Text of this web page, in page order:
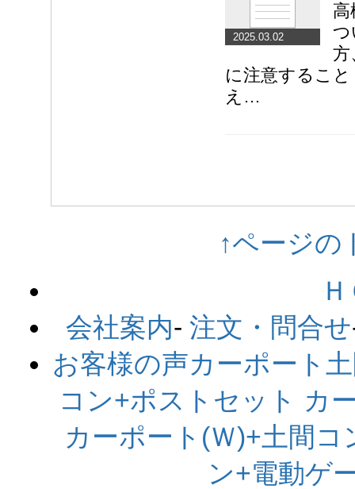
2025.03.02
高
つ
方
に注意するこ
え…
↑ページの
会社案内- 注文・問合せ
お客様の声カーポート
コン+ポストセット カ
カーポート(Ｗ)+土間
ン+電動ゲ